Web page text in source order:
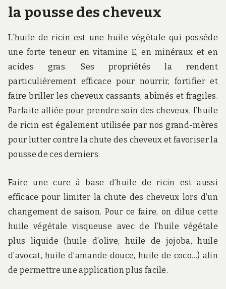
la pousse des cheveux
L’huile de ricin est une huile végétale qui possède
une forte teneur en vitamine E, en minéraux et en
acides gras. Ses propriétés la rendent
particulièrement efficace pour nourrir, fortifier et
faire briller les cheveux cassants, abîmés et fragiles.
Parfaite alliée pour prendre soin des cheveux, l’huile
de ricin est également utilisée par nos grand-mères
pour lutter contre la chute des cheveux et favoriser la
pousse de ces derniers.
Faire une cure à base d’huile de ricin est aussi
efficace pour limiter la chute des cheveux lors d’un
changement de saison. Pour ce faire, on dilue cette
huile végétale visqueuse avec de l’huile végétale
plus liquide (huile d’olive, huile de jojoba, huile
d’avocat, huile d’amande douce, huile de coco…) afin
de permettre une application plus facile.